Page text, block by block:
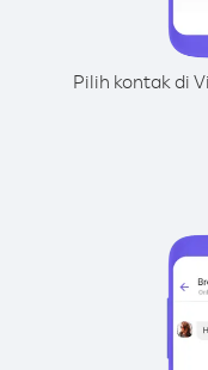
Pilih kontak di